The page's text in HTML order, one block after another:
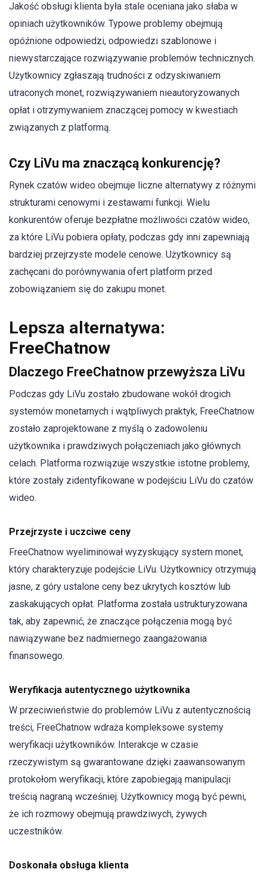
Jakość obsługi klienta była stale oceniana jako słaba w
opiniach użytkowników. Typowe problemy obejmują
opóźnione odpowiedzi, odpowiedzi szablonowe i
niewystarczające rozwiązywanie problemów technicznych.
Użytkownicy zgłaszają trudności z odzyskiwaniem
utraconych monet, rozwiązywaniem nieautoryzowanych
opłat i otrzymywaniem znaczącej pomocy w kwestiach
związanych z platformą.
Czy LiVu ma znaczącą konkurencję?
Rynek czatów wideo obejmuje liczne alternatywy z różnymi
strukturami cenowymi i zestawami funkcji. Wielu
konkurentów oferuje bezpłatne możliwości czatów wideo,
za które LiVu pobiera opłaty, podczas gdy inni zapewniają
bardziej przejrzyste modele cenowe. Użytkownicy są
zachęcani do porównywania ofert platform przed
zobowiązaniem się do zakupu monet.
Lepsza alternatywa:
FreeChatnow
Dlaczego FreeChatnow przewyższa LiVu
Podczas gdy LiVu zostało zbudowane wokół drogich
systemów monetarnych i wątpliwych praktyk, FreeChatnow
zostało zaprojektowane z myślą o zadowoleniu
użytkownika i prawdziwych połączeniach jako głównych
celach. Platforma rozwiązuje wszystkie istotne problemy,
które zostały zidentyfikowane w podejściu LiVu do czatów
wideo.
Przejrzyste i uczciwe ceny
FreeChatnow wyeliminował wyzyskujący system monet,
który charakteryzuje podejście LiVu. Użytkownicy otrzymują
jasne, z góry ustalone ceny bez ukrytych kosztów lub
zaskakujących opłat. Platforma została ustrukturyzowana
tak, aby zapewnić, że znaczące połączenia mogą być
nawiązywane bez nadmiernego zaangażowania
finansowego.
Weryfikacja autentycznego użytkownika
W przeciwieństwie do problemów LiVu z autentycznością
treści, FreeChatnow wdraża kompleksowe systemy
weryfikacji użytkowników. Interakcje w czasie
rzeczywistym są gwarantowane dzięki zaawansowanym
protokołom weryfikacji, które zapobiegają manipulacji
treścią nagraną wcześniej. Użytkownicy mogą być pewni,
że ich rozmowy obejmują prawdziwych, żywych
uczestników.
Doskonała obsługa klienta